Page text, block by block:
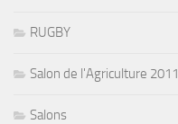
RUGBY
Salon de l'Agriculture 2011
Salons